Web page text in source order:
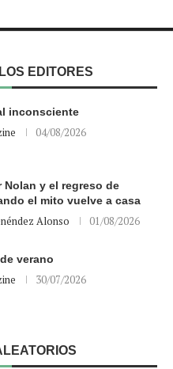
EDITORES
inconsciente
04/08/2026
Nolan y el regreso de
el mito vuelve a casa
Alonso 01/08/2026
verano
30/07/2026